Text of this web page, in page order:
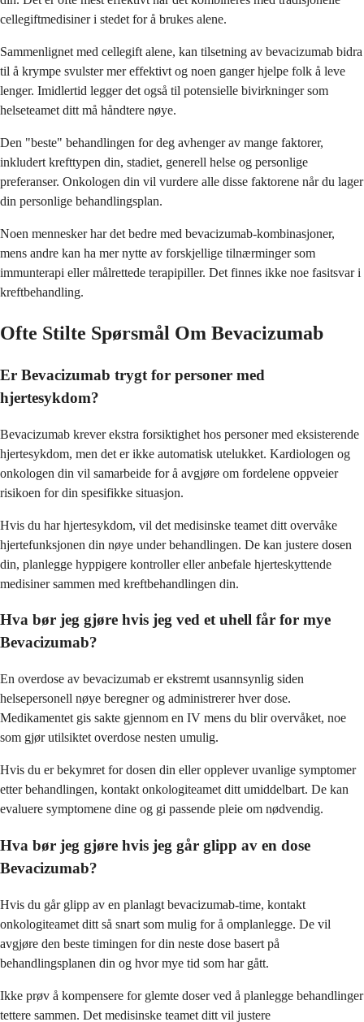
cellegiftmedisiner i stedet for å brukes alene.
Sammenlignet med cellegift alene, kan tilsetning av bevacizumab bidra
til å krympe svulster mer effektivt og noen ganger hjelpe folk å leve
lenger. Imidlertid legger det også til potensielle bivirkninger som
helseteamet ditt må håndtere nøye.
Den "beste" behandlingen for deg avhenger av mange faktorer,
inkludert krefttypen din, stadiet, generell helse og personlige
preferanser. Onkologen din vil vurdere alle disse faktorene når du lager
din personlige behandlingsplan.
Noen mennesker har det bedre med bevacizumab-kombinasjoner,
mens andre kan ha mer nytte av forskjellige tilnærminger som
immunterapi eller målrettede terapipiller. Det finnes ikke noe fasitsvar i
kreftbehandling.
Ofte Stilte Spørsmål Om Bevacizumab
Er Bevacizumab trygt for personer med
hjertesykdom?
Bevacizumab krever ekstra forsiktighet hos personer med eksisterende
hjertesykdom, men det er ikke automatisk utelukket. Kardiologen og
onkologen din vil samarbeide for å avgjøre om fordelene oppveier
risikoen for din spesifikke situasjon.
Hvis du har hjertesykdom, vil det medisinske teamet ditt overvåke
hjertefunksjonen din nøye under behandlingen. De kan justere dosen
din, planlegge hyppigere kontroller eller anbefale hjerteskyttende
medisiner sammen med kreftbehandlingen din.
Hva bør jeg gjøre hvis jeg ved et uhell får for mye
Bevacizumab?
En overdose av bevacizumab er ekstremt usannsynlig siden
helsepersonell nøye beregner og administrerer hver dose.
Medikamentet gis sakte gjennom en IV mens du blir overvåket, noe
som gjør utilsiktet overdose nesten umulig.
Hvis du er bekymret for dosen din eller opplever uvanlige symptomer
etter behandlingen, kontakt onkologiteamet ditt umiddelbart. De kan
evaluere symptomene dine og gi passende pleie om nødvendig.
Hva bør jeg gjøre hvis jeg går glipp av en dose
Bevacizumab?
Hvis du går glipp av en planlagt bevacizumab-time, kontakt
onkologiteamet ditt så snart som mulig for å omplanlegge. De vil
avgjøre den beste timingen for din neste dose basert på
behandlingsplanen din og hvor mye tid som har gått.
Ikke prøv å kompensere for glemte doser ved å planlegge behandlinger
tettere sammen. Det medisinske teamet ditt vil justere